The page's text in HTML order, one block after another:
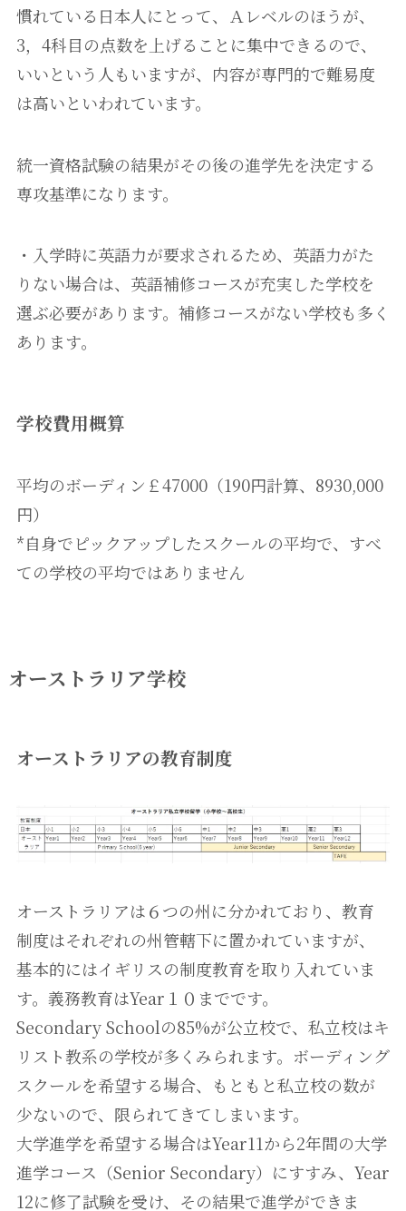
慣れている日本人にとって、Ａレベルのほうが、
3，4科目の点数を上げることに集中できるので、
いいという人もいますが、内容が専門的で難易度
は高いといわれています。
統一資格試験の結果がその後の進学先を決定する
専攻基準になります。
・入学時に英語力が要求されるため、英語力がた
りない場合は、英語補修コースが充実した学校を
選ぶ必要があります。補修コースがない学校も多く
あります。
学校費用概算
平均のボーディン￡47000（190円計算、8930,000
円）
*自身でピックアップしたスクールの平均で、すべ
ての学校の平均ではありません
オーストラリア学校
オーストラリアの教育制度
オーストラリアは６つの州に分かれており、教育
制度はそれぞれの州管轄下に置かれていますが、
基本的にはイギリスの制度教育を取り入れていま
す。義務教育はYear１０までです。
Secondary Schoolの85%が公立校で、私立校はキ
リスト教系の学校が多くみられます。ボーディング
スクールを希望する場合、もともと私立校の数が
少ないので、限られてきてしまいます。
大学進学を希望する場合はYear11から2年間の大学
進学コース（Senior Secondary）にすすみ、Year
12に修了試験を受け、その結果で進学ができま